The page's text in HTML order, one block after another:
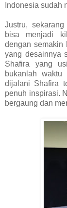
Indonesia sudah
Justru,
bisa menjadi
dengan semakin
yang desainnya
Shafira yang
bukanlah
dijalani Shafira
penuh inspirasi.
bergaung dan